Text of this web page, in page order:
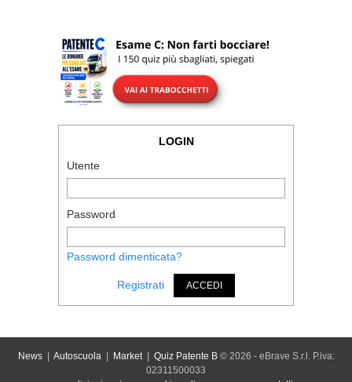
LOGIN
Utente
Password
Password dimenticata?
Registrati ACCEDI
News| Autoscuola| Market| Quiz Patente B© 2026 - eBrave S.r.l. P.iva:
02311500033